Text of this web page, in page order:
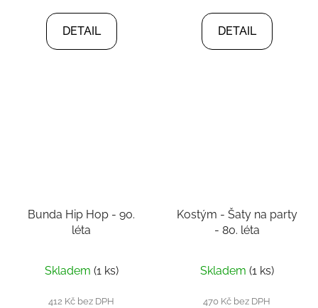
DETAIL DETAIL
Bunda Hip Hop - 90.
léta
Skladem (1 ks)
412 Kč bez DPH
Kostým - Šaty na party
- 80. léta
Skladem (1 ks)
470 Kč bez DPH